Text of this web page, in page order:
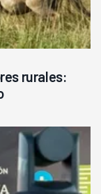
rurales: